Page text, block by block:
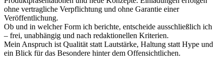
ohne vertragliche Verpflichtung und ohne Garantie einer
Veröffentlichung.
Ob und in welcher Form ich berichte, entscheide ausschließlich ich
– frei, unabhängig und nach redaktionellen Kriterien.
Mein Anspruch ist Qualität statt Lautstärke, Haltung statt Hype und
ein Blick für das Besondere hinter dem Offensichtlichen.